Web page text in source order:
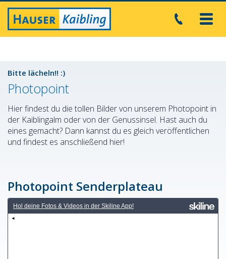
Bitte lächeln!! :)
Photopoint
Hier findest du die tollen Bilder von unserem Photopoint in
der Kaiblingalm oder von der Genussinsel. Hast auch du
eines gemacht? Dann kannst du es gleich veröffentlichen
und findest es anschließend hier!
Photopoint Senderplateau